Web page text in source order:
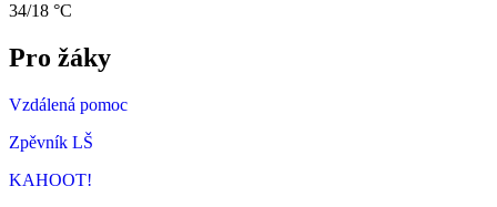
34/18 °C
Pro žáky
Vzdálená pomoc
Zpěvník LŠ
KAHOOT!